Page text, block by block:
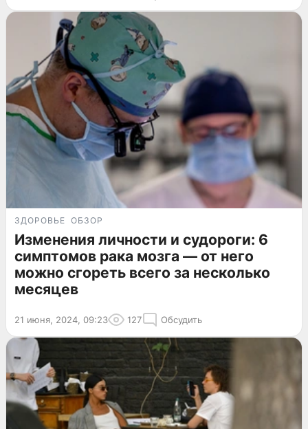
ЗДОРОВЬЕ ОБЗОР
Изменения личности и судороги: 6
симптомов рака мозга — от него
можно сгореть всего за несколько
месяцев
21 июня, 2024, 09:23 127 Обсудить